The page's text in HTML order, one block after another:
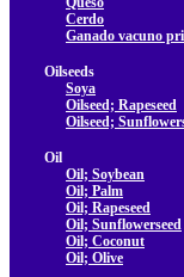
Cerdo
Ganado vacuno
Oilseeds
Soya
Oilseed; Rapeseed
Oilseed;
Oil
Oil; Soybean
Oil; Palm
Oil; Rapeseed
Oil; Sunflowerseed
Oil; Coconut
Oil; Olive